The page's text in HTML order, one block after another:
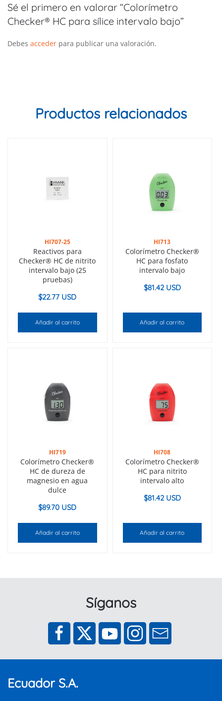
Sé el primero en valorar “Colorímetro
Checker® HC para sílice intervalo bajo”
Debes acceder para publicar una valoración.
Productos relacionados
HI707-25
Reactivos para
Checker® HC de nitrito
intervalo bajo (25
pruebas)
$22.77 USD
Añadir al carrito
HI713
Colorímetro Checker®
HC para fosfato
intervalo bajo
$81.42 USD
Añadir al carrito
HI719
Colorímetro Checker®
HC de dureza de
magnesio en agua
dulce
$89.70 USD
Añadir al carrito
HI708
Colorímetro Checker®
HC para nitrito
intervalo alto
$81.42 USD
Añadir al carrito
Síganos
Ecuador S.A.